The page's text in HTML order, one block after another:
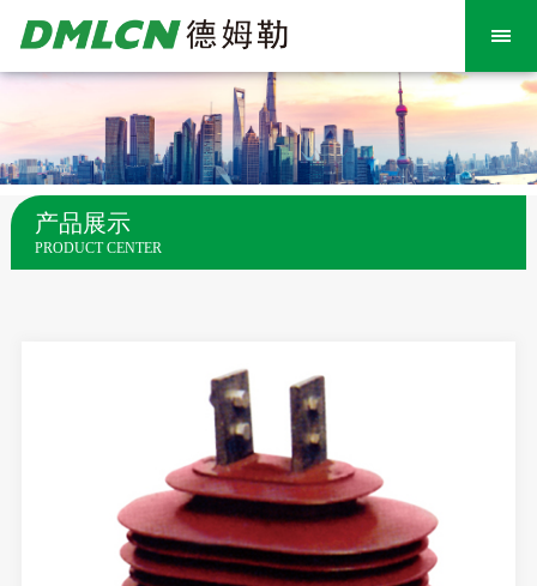
产品展示
PRODUCT CENTER